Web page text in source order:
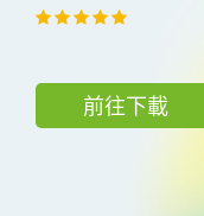
前往下載